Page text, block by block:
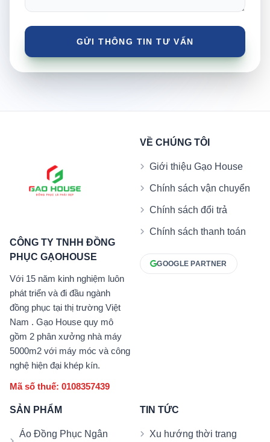
CÔNG TY TNHH ĐỒNG
PHỤC GẠOHOUSE
Với 15 năm kinh nghiệm luôn
phát triển và đi đầu ngành
đồng phục tại thị trường Việt
Nam . Gạo House quy mô
gồm 2 phân xưởng nhà máy
5000m2 với máy móc và công
nghệ hiện đại khép kín.
Mã số thuế: 0108357439
VỀ CHÚNG TÔI
Giới thiệu Gạo House
Chính sách vận chuyển
Chính sách đổi trả
Chính sách thanh toán
GOOGLE PARTNER
SẢN PHẨM
Áo Đồng Phục Ngân
TIN TỨC
Xu hướng thời trang